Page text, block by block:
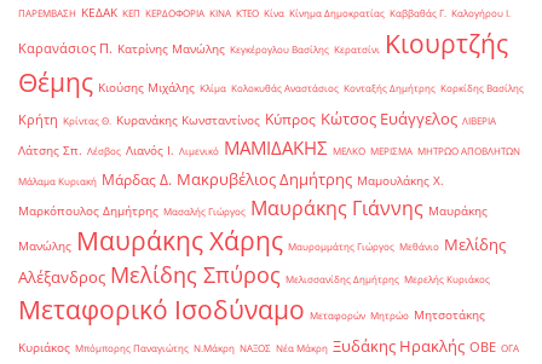
ΠΑΡΕΜΒΑΣΗ ΚΕΔΑΚ ΚΕΠ ΚΕΡΔΟΦΟΡΙΑ ΚΙΝΑ ΚΤΕΟ Κίνα Κίνημα Δημοκρατίας Καββαθάς Γ. Καλογήρου Ι.
Καρανάσιος Π. Κατρίνης Μανώλης Κεγκέρογλου Βασίλης Κερατσίνι
Κιουρτζής
Θέμης Κιούσης Μιχάλης Κλίμα Κολοκυθάς Αναστάσιος Κονταξής Δημήτρης Κορκίδης Βασίλης
Κρήτη Κρίντας Θ. Κυρανάκης Κωνσταντίνος Κύπρος Κώτσος Ευάγγελος ΛΙΒΕΡΙΑ
Λάτσης Σπ. Λέσβος Λιανός Ι. Λιμενικό ΜΑΜΙΔΑΚΗΣ ΜΕΛΚΟ ΜΕΡΙΣΜΑ ΜΗΤΡΩΟ ΑΠΟΒΛΗΤΩΝ
Μάλαμα Κυριακή Μάρδας Δ. Μακρυβέλιος Δημήτρης Μαμουλάκης Χ.
Μαρκόπουλος Δημήτρης Μασαλής Γιώργος Μαυράκης Γιάννης Μαυράκης
Μανώλης Μαυράκης Χάρης Μαυρομμάτης Γιώργος Μεθάνιο Μελίδης
Αλέξανδρος Μελίδης Σπύρος Μελισσανίδης Δημήτρης Μερελής Κυριάκος
Μεταφορικό Ισοδύναμο Μεταφορών Μητρώο Μητσοτάκης
Κυριάκος Μπόμπορης Παναγιώτης Ν.Μάκρη ΝΑΞΟΣ Νέα Μάκρη Ξυδάκης Ηρακλής ΟΒΕ ΟΓΑ